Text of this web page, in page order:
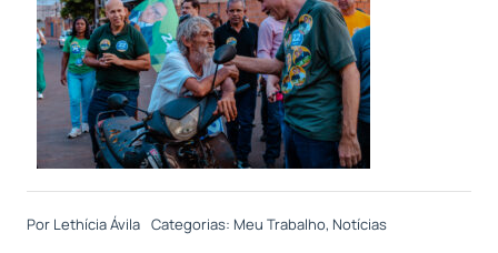
Por Lethícia Ávila Categorias: Meu Trabalho, Notícias